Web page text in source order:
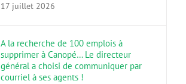
17 juillet 2026
A la recherche de 100 emplois à
supprimer à Canopé… Le directeur
général a choisi de communiquer par
courriel à ses agents !